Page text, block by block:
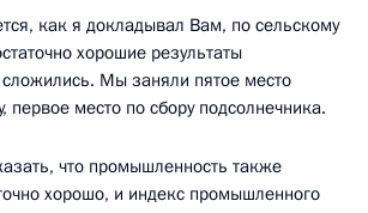
как я докладывал Вам, по сельскому
хорошие результаты
Мы заняли пятое место
первое место по сбору подсолнечника.
что промышленность также
хорошо, и индекс промышленного